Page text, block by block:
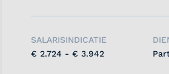
SALARISINDICATIE
€ 2.724 - € 3.942